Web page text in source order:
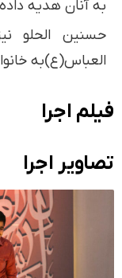
به آنان هدیه
حسنین الحلو
العباس(ع)به
فیلم اجرا
تصاویر اجرا